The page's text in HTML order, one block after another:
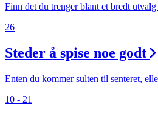
Finn det du trenger blant et bredt
26
Steder å spise noe godt
Enten du kommer sulten til senteret,
10 - 21